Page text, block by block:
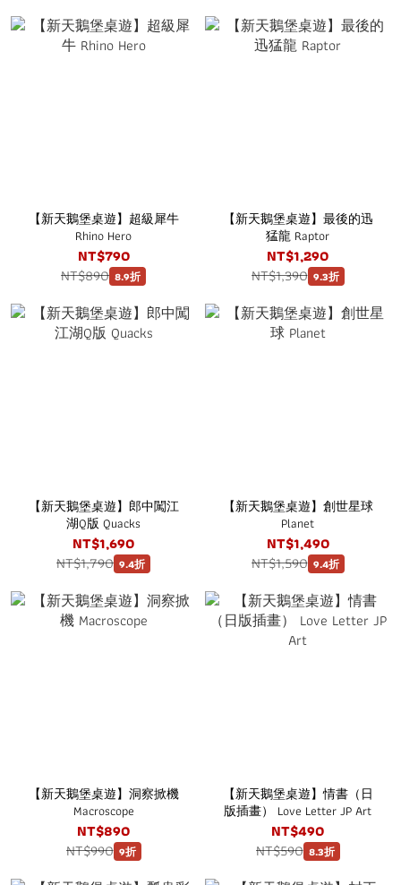
【新天鵝堡桌遊】超級犀牛
Rhino Hero
NT$790
NT$890 8.9折
【新天鵝堡桌遊】最後的迅
猛龍 Raptor
NT$1,290
NT$1,390 9.3折
【新天鵝堡桌遊】郎中闖江
湖Q版 Quacks
NT$1,690
NT$1,790 9.4折
【新天鵝堡桌遊】創世星球
Planet
NT$1,490
NT$1,590 9.4折
【新天鵝堡桌遊】洞察掀機
Macroscope
NT$890
NT$990 9折
【新天鵝堡桌遊】情書（日
版插畫） Love Letter JP Art
NT$490
NT$590 8.3折